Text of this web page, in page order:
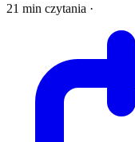
21 min czytania ·